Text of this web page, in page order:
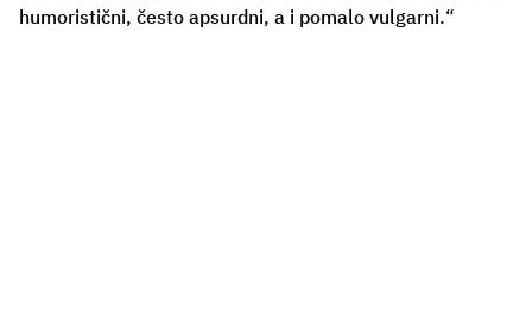
humoristični, često apsurdni, a i pomalo vulgarni.“